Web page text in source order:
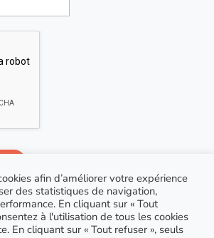
afin d’améliorer votre expérience
des statistiques de navigation,
En cliquant sur « Tout
à l'utilisation de tous les cookies
En cliquant sur « Tout refuser », seuls